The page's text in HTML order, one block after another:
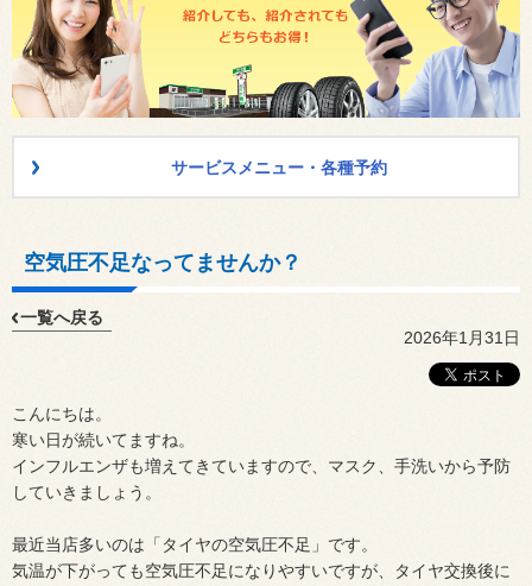
サービスメニュー・各種予約
空気圧不足なってませんか？
一覧へ戻る
2026年1月31日
こんにちは。
寒い日が続いてますね。
インフルエンザも増えてきていますので、マスク、手洗いから予防
していきましょう。
最近当店多いのは「タイヤの空気圧不足」です。
気温が下がっても空気圧不足になりやすいですが、タイヤ交換後に